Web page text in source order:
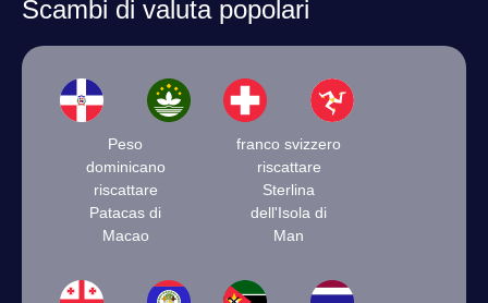
Scambi di valuta popolari
Peso
dominicano
riscattare
Patacas di
Macao
franco svizzero
riscattare
Sterlina
dell'Isola di
Man